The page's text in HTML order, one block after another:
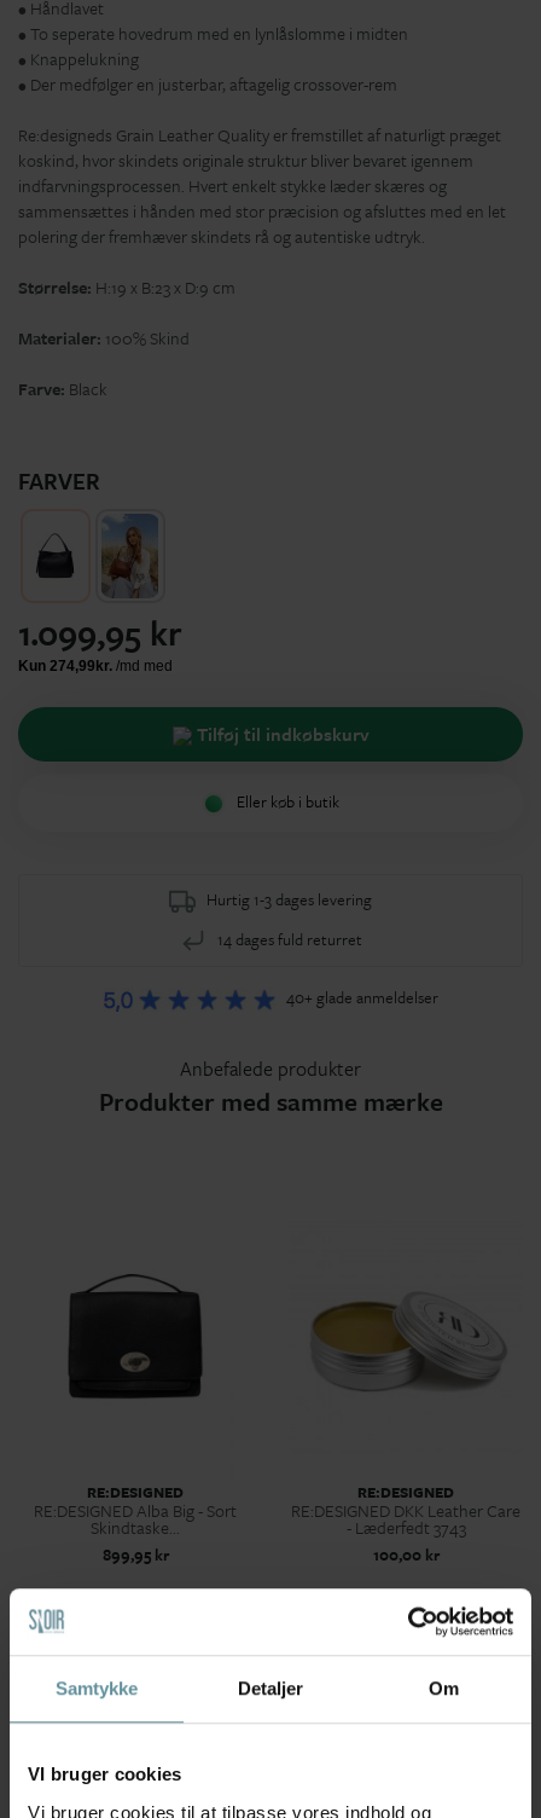
Samtykke Detaljer Om
VI bruger cookies
Vi bruger cookies til at tilpasse vores indhold og
• Håndlavet
• To seperate hovedrum med en lynlåslomme i midten
• Knappelukning
• Der medfølger en justerbar, aftagelig crossover-rem
Re:designeds Grain Leather Quality er fremstillet af naturligt præget
koskind, hvor skindets originale struktur bliver bevaret igennem
indfarvningsprocessen. Hvert enkelt stykke læder skæres og
sammensættes i hånden med stor præcision og afsluttes med en let
polering der fremhæver skindets rå og autentiske udtryk.
Størrelse: H:19 x B:23 x D:9 cm
Materialer: 100% Skind
Farve: Black
FARVER
1.099,95 kr
Tilføj til indkøbskurv
Eller køb i butik
Hurtig 1-3 dages levering
14 dages fuld returret
40+ glade anmeldelser
Anbefalede produkter
Produkter med samme mærke
RE:DESIGNED
RE:DESIGNED Alba Big - Sort
Skindtaske...
899,95 kr
RE:DESIGNED
RE:DESIGNED DKK Leather Care
- Læderfedt 3743
100,00 kr